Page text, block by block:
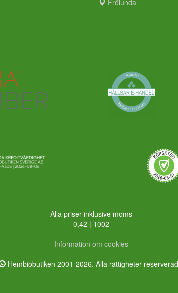
Frölunda
Alla priser inklusive moms
0,42 | 1002
Information om cookies
Hembiobutiken 2001-2026. Alla rättigheter